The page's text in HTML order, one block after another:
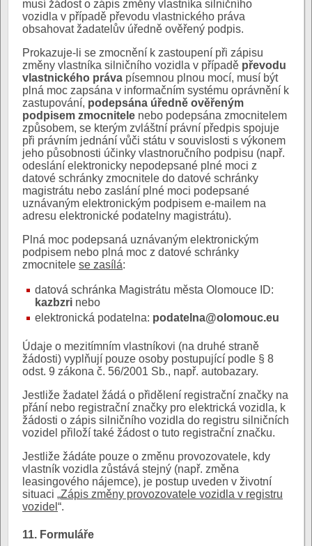
musí žádost o zápis změny vlastníka silničního
vozidla v případě převodu vlastnického práva
obsahovat žadatelův úředně ověřený podpis.
Prokazuje-li se zmocnění k zastoupení při zápisu
změny vlastníka silničního vozidla v případě převodu
vlastnického práva písemnou plnou mocí, musí být
plná moc zapsána v informačním systému oprávnění k
zastupování, podepsána úředně ověřeným
podpisem zmocnitele nebo podepsána zmocnitelem
způsobem, se kterým zvláštní právní předpis spojuje
při právním jednání vůči státu v souvislosti s výkonem
jeho působnosti účinky vlastnoručního podpisu (např.
odeslání elektronicky nepodepsané plné moci z
datové schránky zmocnitele do datové schránky
magistrátu nebo zaslání plné moci podepsané
uznávaným elektronickým podpisem e-mailem na
adresu elektronické podatelny magistrátu).
Plná moc podepsaná uznávaným elektronickým
podpisem nebo plná moc z datové schránky
zmocnitele se zasílá:
datová schránka Magistrátu města Olomouce ID:
kazbzri nebo
elektronická podatelna: podatelna@olomouc.eu
Údaje o mezitímním vlastníkovi (na druhé straně
žádosti) vyplňují pouze osoby postupující podle § 8
odst. 9 zákona č. 56/2001 Sb., např. autobazary.
Jestliže žadatel žádá o přidělení registrační značky na
přání nebo registrační značky pro elektrická vozidla, k
žádosti o zápis silničního vozidla do registru silničních
vozidel přiloží také žádost o tuto registrační značku.
Jestliže žádáte pouze o změnu provozovatele, kdy
vlastník vozidla zůstává stejný (např. změna
leasingového nájemce), je postup uveden v životní
situaci „Zápis změny provozovatele vozidla v registru
vozidel “.
11. Formuláře